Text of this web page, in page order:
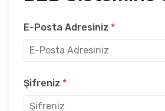
E-Posta Adresiniz *
Şifreniz *